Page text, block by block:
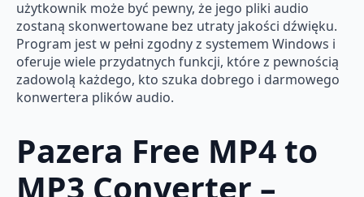
użytkownik może być pewny, że jego pliki audio
zostaną skonwertowane bez utraty jakości dźwięku.
Program jest w pełni zgodny z systemem Windows i
oferuje wiele przydatnych funkcji, które z pewnością
zadowolą każdego, kto szuka dobrego i darmowego
konwertera plików audio.
Pazera Free MP4 to
MP3 Converter –